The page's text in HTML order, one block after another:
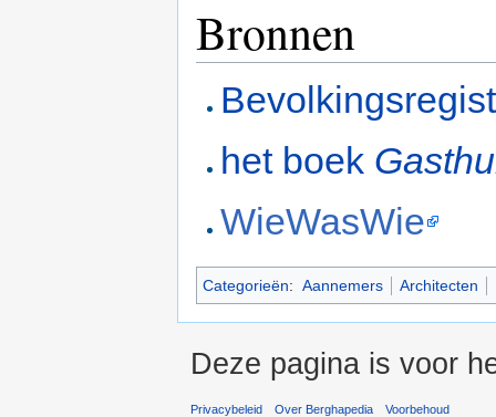
Bronnen
het boek
WieWasWie
Categorieën: Aannemers Architecten
Deze pagina is voor
Privacybeleid Over Berghapedia Voorbehoud